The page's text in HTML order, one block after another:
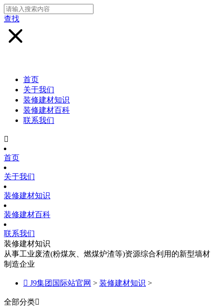
查找
首页
关于我们
装修建材知识
装修建材百科
联系我们

首页
关于我们
装修建材知识
装修建材百科
联系我们
装修建材知识
从事工业废渣(粉煤灰、燃煤炉渣等)资源综合利用的新型墙材
制造企业
 J9集团国际站官网 > 装修建材知识 >
全部分类